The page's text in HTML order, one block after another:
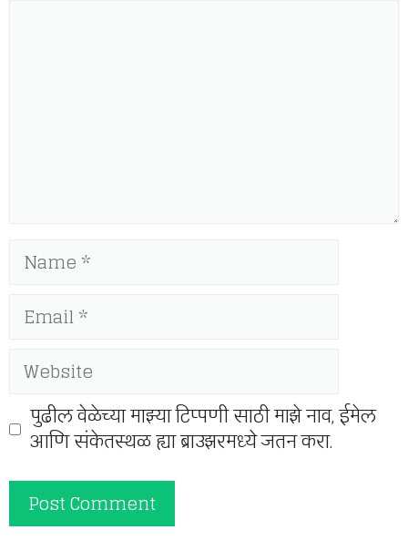
Name
Email
Website
पुढील वेळेच्या माझ्या टिप्पणी साठी माझे नाव, ईमेल
आणि संकेतस्थळ ह्या ब्राउझरमध्ये जतन करा.